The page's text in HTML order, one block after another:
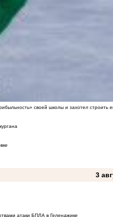
своей школы и захотел строить
3
атаки БПЛА в Геленджике